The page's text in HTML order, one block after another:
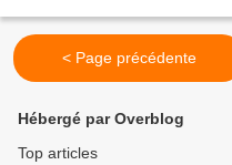
< Page précédente
Hébergé par Overblog
Top articles